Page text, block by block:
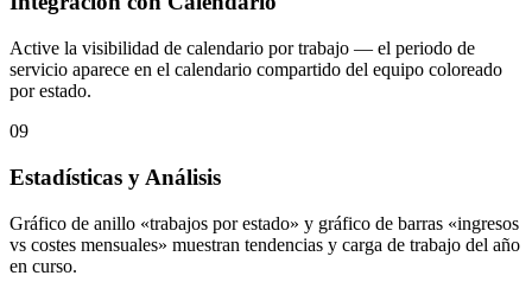
Active la visibilidad de calendario por trabajo — el periodo de
servicio aparece en el calendario compartido del equipo coloreado
por estado.
09
Estadísticas y Análisis
Gráfico de anillo «trabajos por estado» y gráfico de barras «ingresos
vs costes mensuales» muestran tendencias y carga de trabajo del año
en curso.